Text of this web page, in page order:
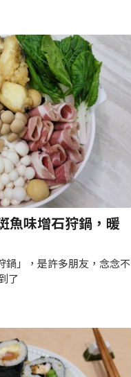
魚味增石狩鍋，暖
鍋」，是許多朋友，念念不
了